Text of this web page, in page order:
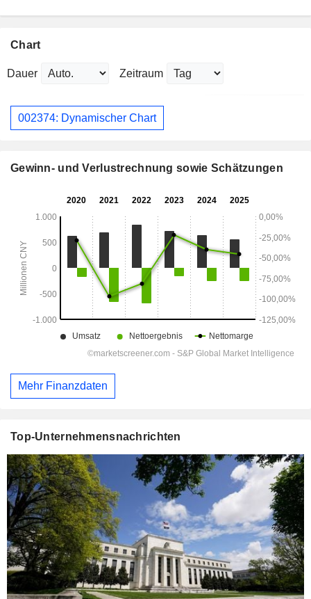
Chart
Dauer Zeitraum
002374: Dynamischer Chart
Gewinn- und Verlustrechnung sowie Schätzungen
Mehr Finanzdaten
Top-Unternehmensnachrichten